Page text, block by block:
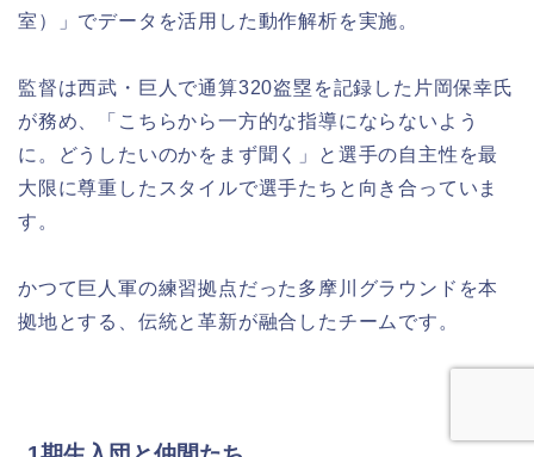
室）」でデータを活用した動作解析を実施。
監督は西武・巨人で通算320盗塁を記録した片岡保幸氏
が務め、「こちらから一方的な指導にならないよう
に。どうしたいのかをまず聞く」と選手の自主性を最
大限に尊重したスタイルで選手たちと向き合っていま
す。
かつて巨人軍の練習拠点だった多摩川グラウンドを本
拠地とする、伝統と革新が融合したチームです。